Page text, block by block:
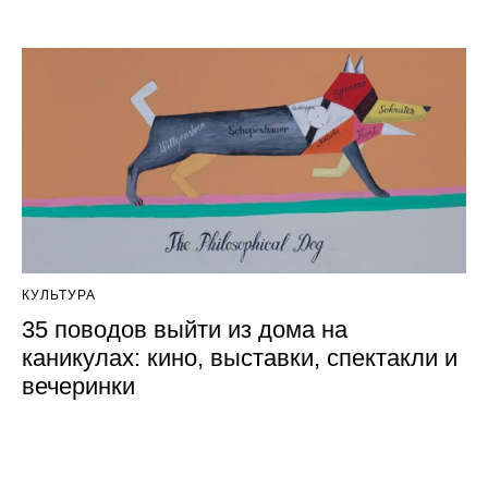
КУЛЬТУРА
35 поводов выйти из дома на
каникулах: кино, выставки, спектакли и
вечеринки